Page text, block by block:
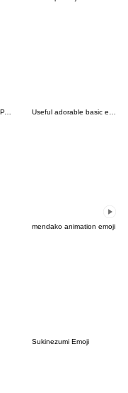
SWEET UGLY GIRLS PART2
mendako animation emoji
Sukinezumi Emoji